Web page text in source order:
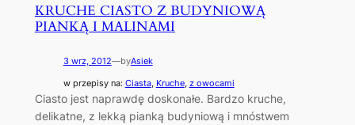
KRUCHE CIASTO Z BUDYNIOWĄ
PIANKĄ I MALINAMI
3 wrz, 2012—byAsiek
w przepisy na: Ciasta, Kruche, z owocami
Ciasto jest naprawdę doskonałe. Bardzo kruche,
delikatne, z lekką pianką budyniową i mnóstwem